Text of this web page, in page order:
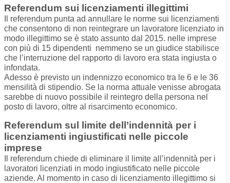
Referendum sui licenziamenti illegittimi
Il referendum punta ad annullare le norme sui licenziamenti
che consentono di non reintegrare un lavoratore licenziato in
modo illegittimo se è stato assunto dal 2015. nelle imprese
con più di 15 dipendenti nemmeno se un giudice stabilisce
che l’interruzione del rapporto di lavoro era stata ingiusta o
infondata.
Adesso è previsto un indennizzo economico tra le 6 e le 36
mensilità di stipendio. Se la norma attuale venisse abrogata
sarebbe di nuovo possibile il reintegro della persona nel
posto di lavoro, oltre al risarcimento economico.
Referendum sul limite dell’indennità per i
licenziamenti ingiustificati nelle piccole
imprese
Il referendum chiede di eliminare il limite all’indennità per i
lavoratori licenziati in modo ingiustificato nelle piccole
aziende. Al momento in caso di licenziamento illegittimo si